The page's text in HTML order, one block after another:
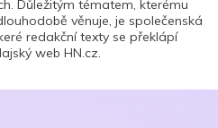
Důležitým tématem, kterému
věnuje, je společenská
redakční texty se překlápí
web HN.cz.